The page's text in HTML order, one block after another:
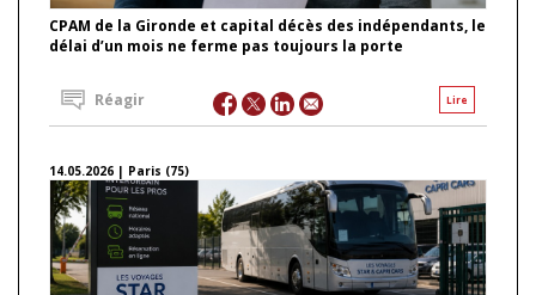
CPAM de la Gironde et capital décès des indépendants, le
délai d’un mois ne ferme pas toujours la porte
Lire
Réagir
14.05.2026 | Paris (75)